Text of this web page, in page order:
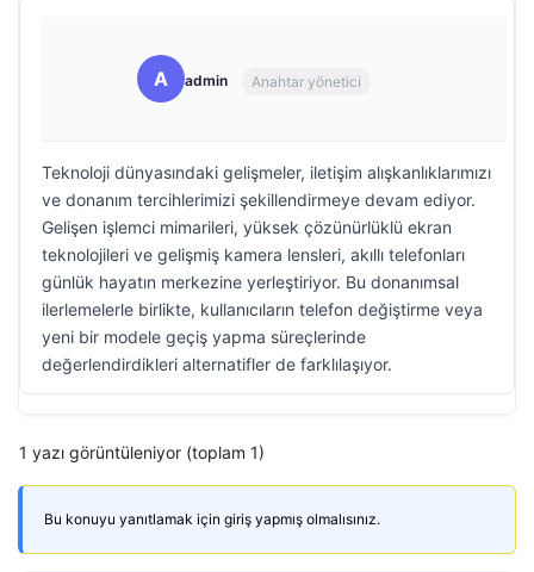
A admin Anahtar yönetici
Teknoloji dünyasındaki gelişmeler, iletişim alışkanlıklarımızı
ve donanım tercihlerimizi şekillendirmeye devam ediyor.
Gelişen işlemci mimarileri, yüksek çözünürlüklü ekran
teknolojileri ve gelişmiş kamera lensleri, akıllı telefonları
günlük hayatın merkezine yerleştiriyor. Bu donanımsal
ilerlemelerle birlikte, kullanıcıların telefon değiştirme veya
yeni bir modele geçiş yapma süreçlerinde
değerlendirdikleri alternatifler de farklılaşıyor.
1 yazı görüntüleniyor (toplam 1)
Bu konuyu yanıtlamak için giriş yapmış olmalısınız.